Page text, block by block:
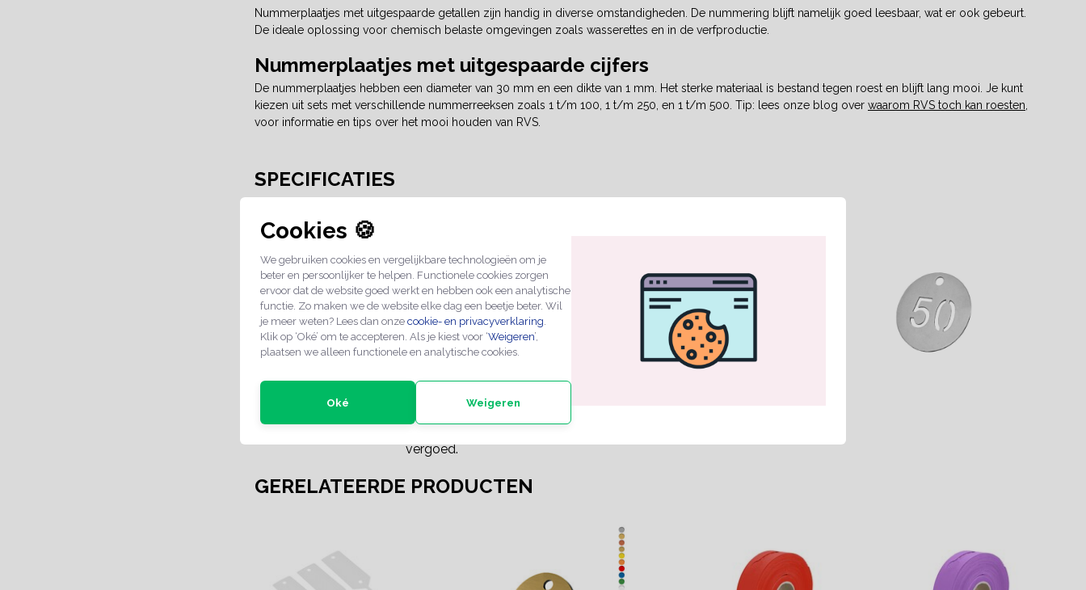
Cookies 🍪
We gebruiken cookies en vergelijkbare technologieën om je
beter en persoonlijker te helpen. Functionele cookies zorgen
ervoor dat de website goed werkt en hebben ook een analytische
functie. Zo maken we de website elke dag een beetje beter. Wil
je meer weten? Lees dan onze cookie- en privacyverklaring.
Klik op ‘Oké’ om te accepteren. Als je kiest voor ‘Weigeren’,
plaatsen we alleen functionele en analytische cookies.
Oké Weigeren
Nummerplaatjes met uitgespaarde getallen zijn handig in diverse omstandigheden. De nummering blijft namelijk goed leesbaar, wat er ook gebeurt.
De ideale oplossing voor chemisch belaste omgevingen zoals wasserettes en in de verfproductie.
Nummerplaatjes met uitgespaarde cijfers
De nummerplaatjes hebben een diameter van 30 mm en een dikte van 1 mm. Het sterke materiaal is bestand tegen roest en blijft lang mooi. Je kunt
kiezen uit sets met verschillende nummerreeksen zoals 1 t/m 100, 1 t/m 250, en 1 t/m 500. Tip: lees onze blog over waarom RVS toch kan roesten
voor informatie en tips over het mooi houden van RVS.
SPECIFICATIES
Verkoopeenheid:
Materiaal:
Materiaal type:
Edelstaal glanzend
Maat:
Ø 30 mm
Product dikte:
1 mm
Kleur:
Zilver
Een standaard product met 14 dagen recht van retour, je dient wel de
vergoed.
GERELATEERDE PRODUCTEN